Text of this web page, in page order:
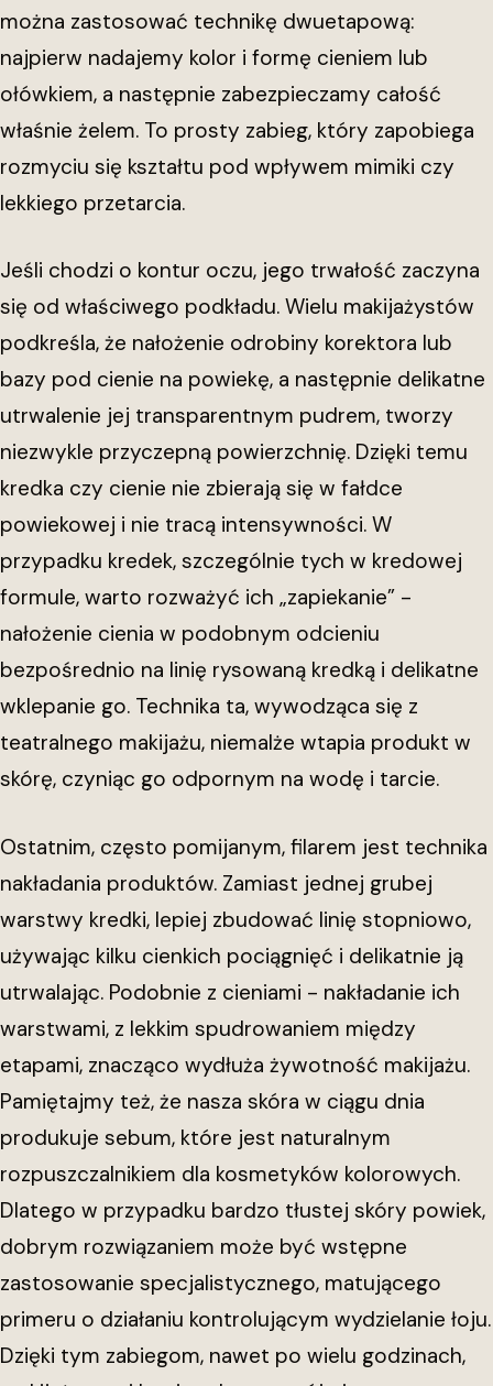
można zastosować technikę dwuetapową:
najpierw nadajemy kolor i formę cieniem lub
ołówkiem, a następnie zabezpieczamy całość
właśnie żelem. To prosty zabieg, który zapobiega
rozmyciu się kształtu pod wpływem mimiki czy
lekkiego przetarcia.
Jeśli chodzi o kontur oczu, jego trwałość zaczyna
się od właściwego podkładu. Wielu makijażystów
podkreśla, że nałożenie odrobiny korektora lub
bazy pod cienie na powiekę, a następnie delikatne
utrwalenie jej transparentnym pudrem, tworzy
niezwykle przyczepną powierzchnię. Dzięki temu
kredka czy cienie nie zbierają się w fałdce
powiekowej i nie tracą intensywności. W
przypadku kredek, szczególnie tych w kredowej
formule, warto rozważyć ich „zapiekanie” -
nałożenie cienia w podobnym odcieniu
bezpośrednio na linię rysowaną kredką i delikatne
wklepanie go. Technika ta, wywodząca się z
teatralnego makijażu, niemalże wtapia produkt w
skórę, czyniąc go odpornym na wodę i tarcie.
Ostatnim, często pomijanym, filarem jest technika
nakładania produktów. Zamiast jednej grubej
warstwy kredki, lepiej zbudować linię stopniowo,
używając kilku cienkich pociągnięć i delikatnie ją
utrwalając. Podobnie z cieniami - nakładanie ich
warstwami, z lekkim spudrowaniem między
etapami, znacząco wydłuża żywotność makijażu.
Pamiętajmy też, że nasza skóra w ciągu dnia
produkuje sebum, które jest naturalnym
rozpuszczalnikiem dla kosmetyków kolorowych.
Dlatego w przypadku bardzo tłustej skóry powiek,
dobrym rozwiązaniem może być wstępne
zastosowanie specjalistycznego, matującego
primeru o działaniu kontrolującym wydzielanie łoju.
Dzięki tym zabiegom, nawet po wielu godzinach,